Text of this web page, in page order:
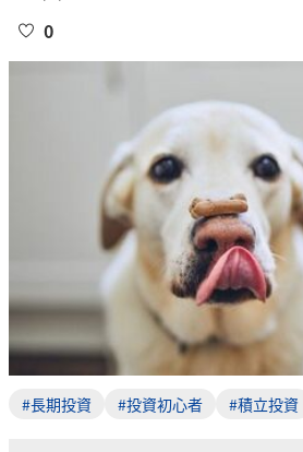
0
#長期投資 #投資初心者 #積立投資